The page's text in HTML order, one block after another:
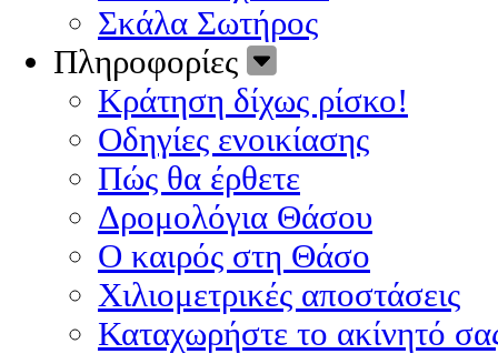
Σκάλα Σωτήρος
Πληροφορίες
Κράτηση δίχως ρίσκο!
Οδηγίες ενοικίασης
Πώς θα έρθετε
Δρομολόγια Θάσου
Ο καιρός στη Θάσο
Χιλιομετρικές αποστάσεις
Καταχωρήστε το ακίνητό